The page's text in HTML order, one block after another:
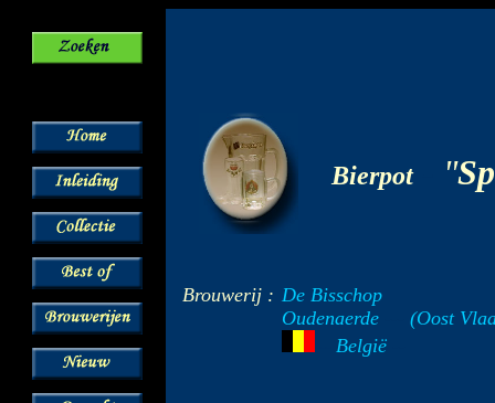
Bierpot- "
Brouwerij : De Bisschop
Oudenaerde
(Oost
België